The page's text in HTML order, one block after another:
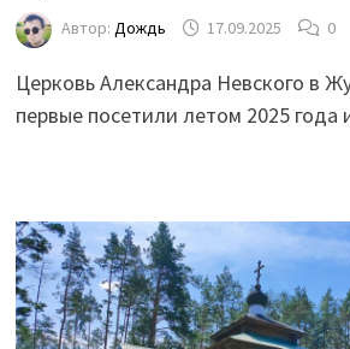
Автор: Дождь 17.09.2025 0
Церковь Александра Невского в
первые посетили летом 2025